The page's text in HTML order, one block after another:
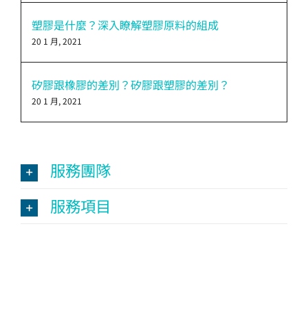
塑膠是什麼？深入瞭解塑膠原料的組成
20 1 月, 2021
矽膠跟橡膠的差別？矽膠跟塑膠的差別？
20 1 月, 2021
服務團隊
服務項目